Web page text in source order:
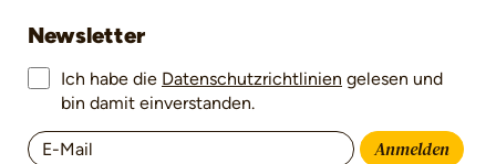
Newsletter
Ich habe die Datenschutzrichtlinien gelesen und
bin damit einverstanden.
Anmelden